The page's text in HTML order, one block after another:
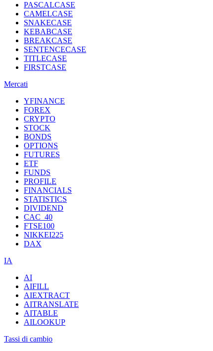
PASCALCASE
CAMELCASE
SNAKECASE
KEBABCASE
BREAKCASE
SENTENCECASE
TITLECASE
FIRSTCASE
Mercati
YFINANCE
FOREX
CRYPTO
STOCK
BONDS
OPTIONS
FUTURES
ETF
FUNDS
PROFILE
FINANCIALS
STATISTICS
DIVIDEND
CAC_40
FTSE100
NIKKEI225
DAX
IA
AI
AIFILL
AIEXTRACT
AITRANSLATE
AITABLE
AILOOKUP
Tassi di cambio